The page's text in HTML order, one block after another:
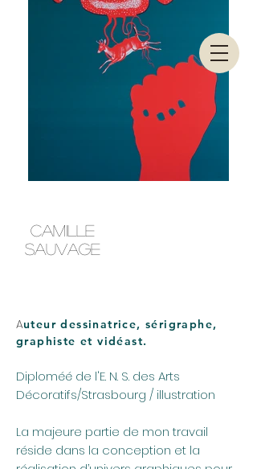
CAMILLE
SAUVAGE
Auteur dessinatrice, sérigraphe,
graphiste et vidéast.
Diploméé de l'E. N. S. des Arts
Décoratifs/Strasbourg / illustration
La majeure partie de mon travail
réside dans la conception et la